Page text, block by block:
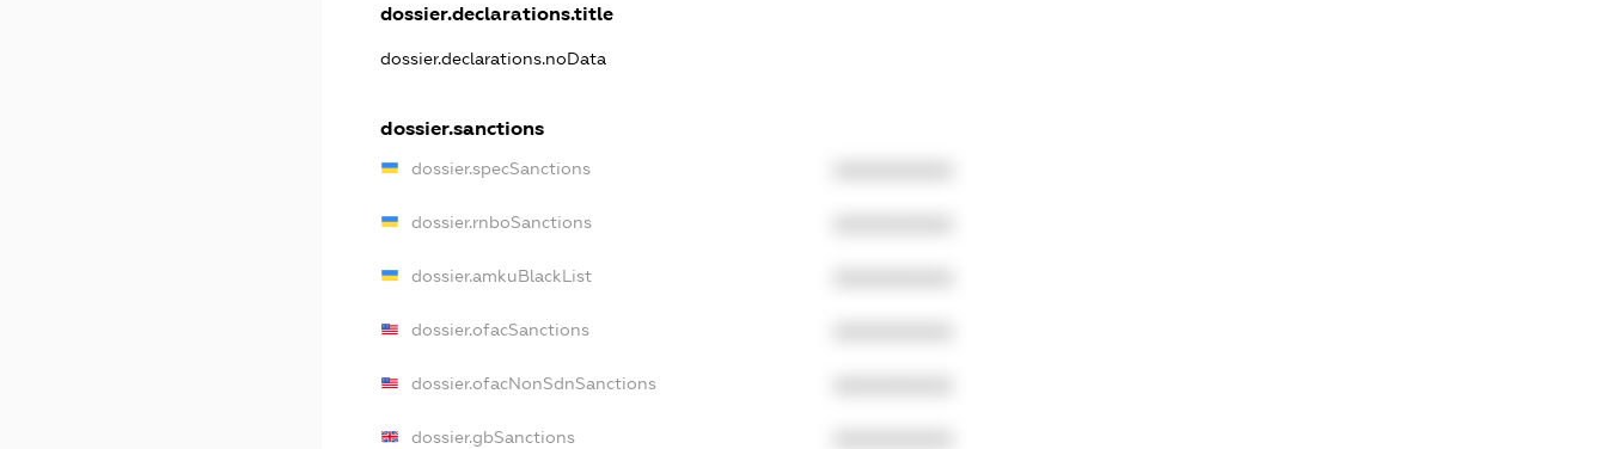
dossier.declarations.title
dossier.declarations.noData
dossier.sanctions
dossier.specSanctions
dossier.rnboSanctions
dossier.amkuBlackList
dossier.ofacSanctions
dossier.ofacNonSdnSanctions
dossier.gbSanctions